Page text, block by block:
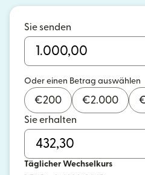
Sie senden
Oder einen Betrag auswählen
€200 €2.000
Sie erhalten
Täglicher Wechselkurs